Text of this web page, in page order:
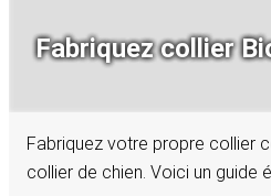
Fabriquez collier
Fabriquez votre propre collier
collier de chien. Voici un guide